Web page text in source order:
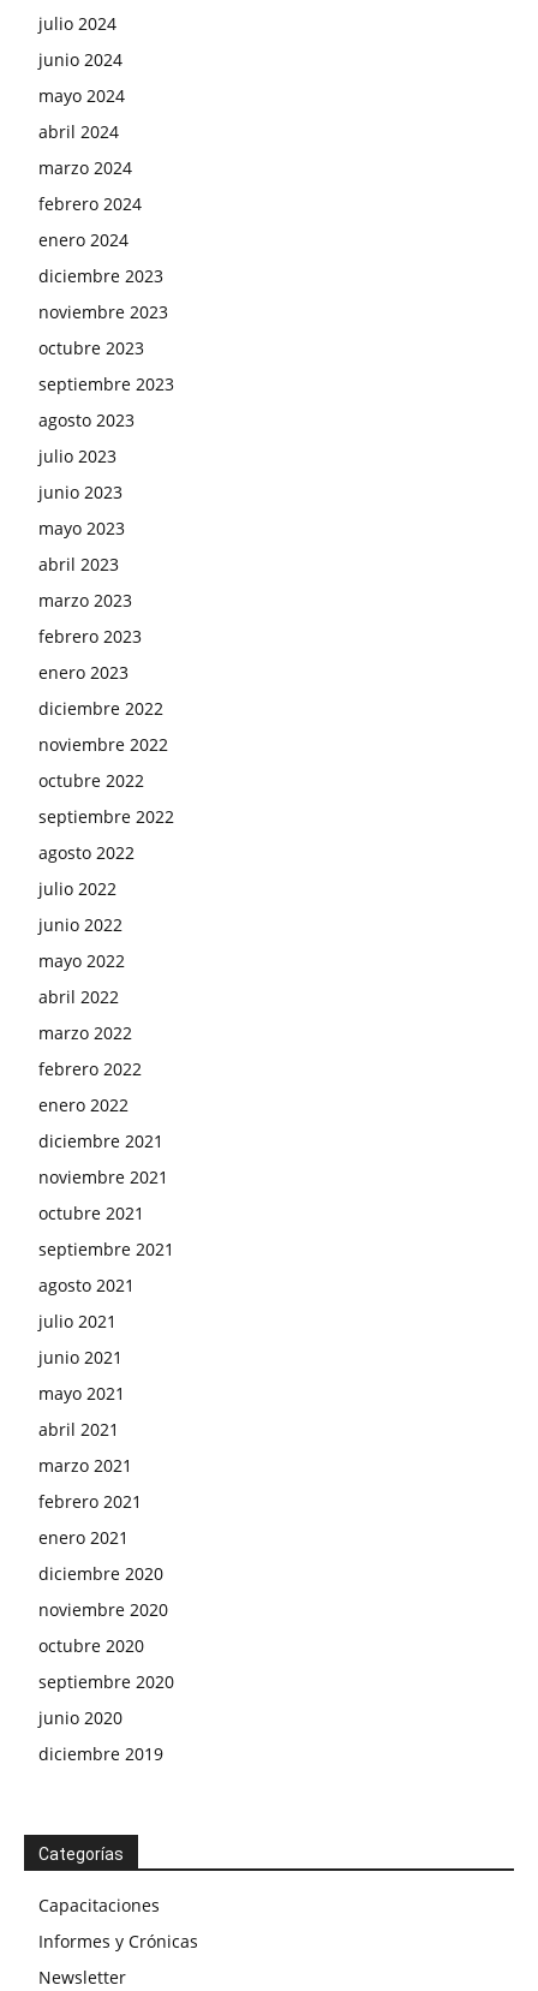
julio 2024
junio 2024
mayo 2024
abril 2024
marzo 2024
febrero 2024
enero 2024
diciembre 2023
noviembre 2023
octubre 2023
septiembre 2023
agosto 2023
julio 2023
junio 2023
mayo 2023
abril 2023
marzo 2023
febrero 2023
enero 2023
diciembre 2022
noviembre 2022
octubre 2022
septiembre 2022
agosto 2022
julio 2022
junio 2022
mayo 2022
abril 2022
marzo 2022
febrero 2022
enero 2022
diciembre 2021
noviembre 2021
octubre 2021
septiembre 2021
agosto 2021
julio 2021
junio 2021
mayo 2021
abril 2021
marzo 2021
febrero 2021
enero 2021
diciembre 2020
noviembre 2020
octubre 2020
septiembre 2020
junio 2020
diciembre 2019
Categorías
Capacitaciones
Informes y Crónicas
Newsletter